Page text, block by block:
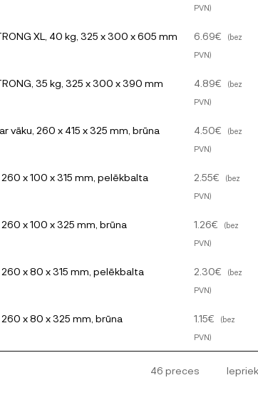
PVN)
XL, 40 kg, 325 x 300 x 605 mm 6.69€
(bez
PVN)
35 kg, 325 x 300 x 390 mm 4.89€
(bez
PVN)
vāku, 260 x 415 x 325 mm, brūna 4.50€
(bez
PVN)
x 100 x 315 mm, pelēkbalta 2.55€
(bez
PVN)
x 100 x 325 mm, brūna 1.26€
(bez
PVN)
x 80 x 315 mm, pelēkbalta 2.30€
(bez
PVN)
x 80 x 325 mm, brūna 1.15€
(bez
PVN)
46 preces